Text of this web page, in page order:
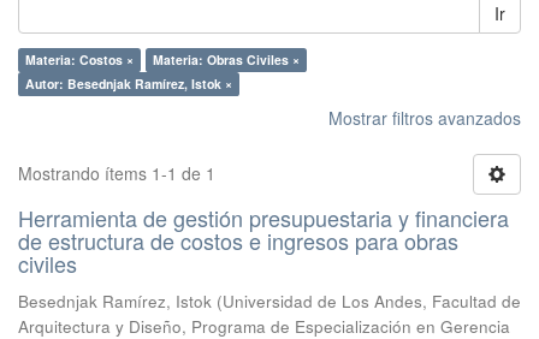
Ir
Materia: Costos ×
Materia: Obras Civiles ×
Autor: Besednjak Ramírez, Istok ×
Mostrar filtros avanzados
Mostrando ítems 1-1 de 1
Herramienta de gestión presupuestaria y financiera
de estructura de costos e ingresos para obras
civiles
Besednjak Ramírez, Istok (Universidad de Los Andes, Facultad de
Arquitectura y Diseño, Programa de Especialización en Gerencia